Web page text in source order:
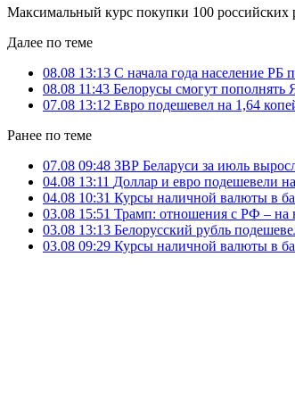
Максимальный курс покупки 100 российских
Далее по теме
08.08 13:13 С начала года население РБ
08.08 11:43 Белорусы смогут
07.08 13:12 Евро подешевел на 1,64
Ранее по теме
07.08 09:48 ЗВР Беларуси за июль
04.08 13:11 Доллар и евро подешевели
04.08 10:31 Курсы наличной валюты в
03.08 15:51 Трамп: отношения с РФ – на
03.08 13:13 Белорусский рубль
03.08 09:29 Курсы наличной валюты в